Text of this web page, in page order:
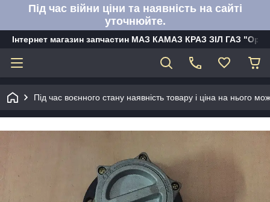
Під час війни ціни та наявність на сайті
уточнюйте.
Інтернет магазин запчастин МАЗ КАМАЗ КРАЗ ЗІЛ ГАЗ
Під час воєнного стану наявність товару і ціна на нього